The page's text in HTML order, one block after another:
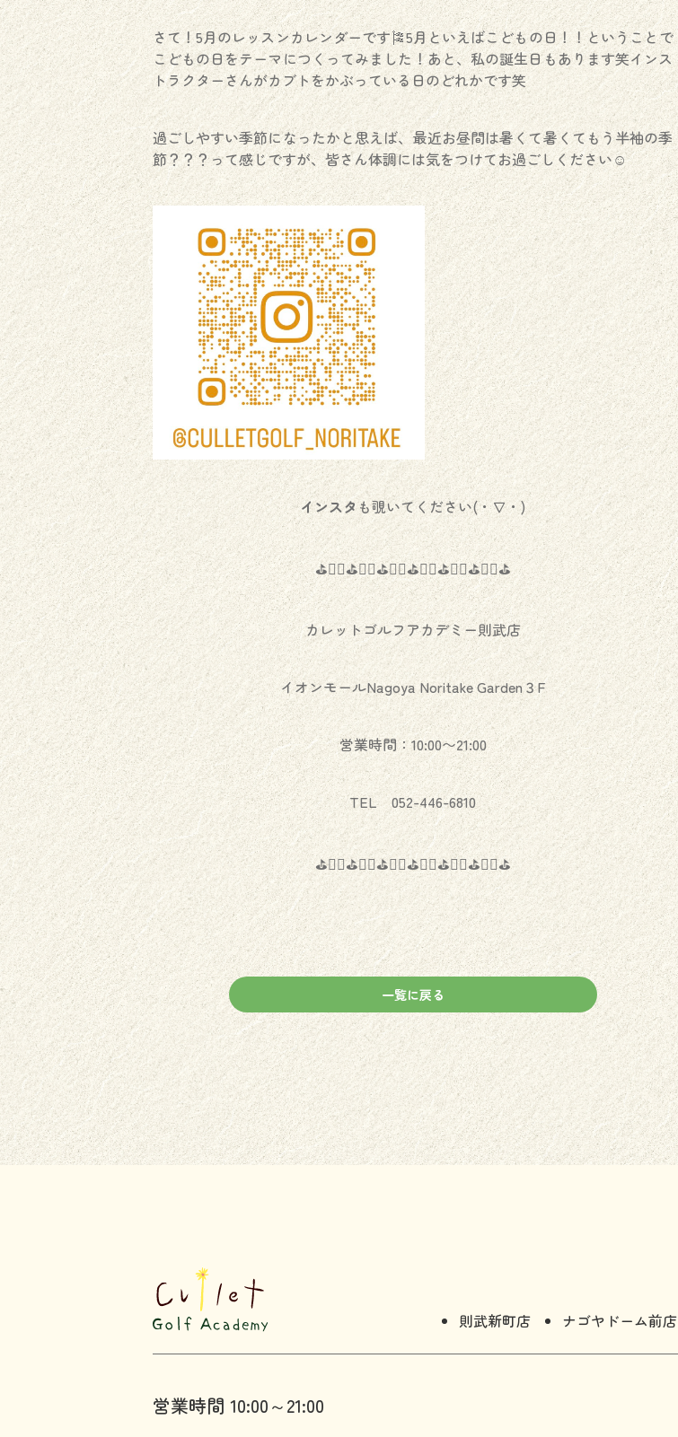
さて！5月のレッスンカレンダーです🎏5月といえばこどもの日！！ということで
こどもの日をテーマにつくってみました！あと、私の誕生日もあります笑インス
トラクターさんがカブトをかぶっている日のどれかです笑
過ごしやすい季節になったかと思えば、最近お昼間は暑くて暑くてもう半袖の季
節？？？って感じですが、皆さん体調には気をつけてお過ごしください☺️
インスタも覗いてください(・∇・)
⛳️🏌️‍♂️⛳️🏌️‍♀️⛳️🏌️‍♂️⛳️🏌️‍♀️⛳️🏌️‍♂️⛳️🏌️‍♀️⛳️
カレットゴルフアカデミー則武店
イオンモールNagoya Noritake Garden３F
営業時間：10:00〜21:00
TEL 052-446-6810
⛳️🏌️‍♂️⛳️🏌️‍♀️⛳️🏌️‍♂️⛳️🏌️‍♀️⛳️🏌️‍♂️⛳️🏌️‍♀️⛳️
一覧に戻る
営業時間 10:00～21:00
則武新町店 ナゴヤドーム前店